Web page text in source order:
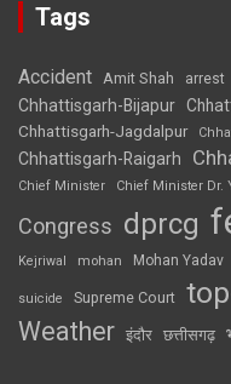
Tags
Accident Amit Shah arrest
Chhattisgarh-Bijapur
Chhattisgarh-Jagdalpur
Chhattisgarh-Raigarh
Chief Minister
Chief Minister Dr.
Congress dprcg
Kejriwal mohan Mohan Yadav
suicide Supreme Court
Weather इंदौर छत्तीसगढ़